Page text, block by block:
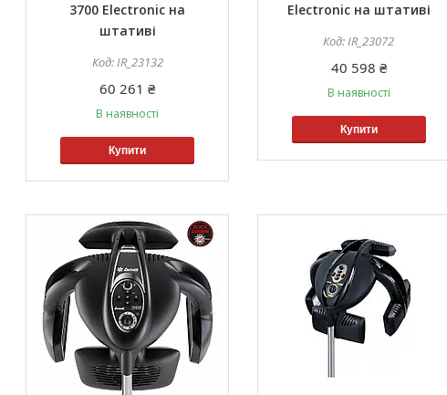
3700 Electronic на
штативі
IR_23132
60 261 ₴
В наявності
Купити
Electronic на штативі
IR_23072
40 598 ₴
В наявності
Купити